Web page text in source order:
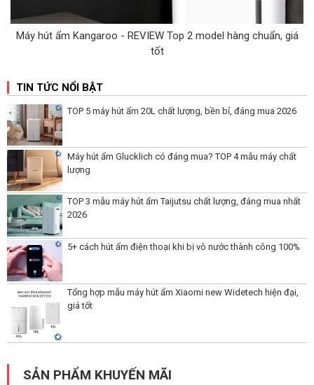
Máy hút ẩm Kangaroo - REVIEW Top 2 model hàng chuẩn, giá
tốt
TIN TỨC NỔI BẬT
TOP 5 máy hút ẩm 20L chất lượng, bền bỉ, đáng mua 2026
Máy hút ẩm Glucklich có đáng mua? TOP 4 mẫu máy chất
lượng
TOP 3 mẫu máy hút ẩm Taijutsu chất lượng, đáng mua nhất
2026
5+ cách hút ẩm điện thoại khi bị vô nước thành công 100%
Tổng hợp mẫu máy hút ẩm Xiaomi new Widetech hiện đại,
giá tốt
SẢN PHẨM KHUYẾN MÃI